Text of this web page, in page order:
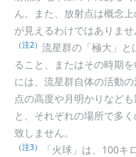
ん。また、放射点は概念
が見えるわけではありませ
（注2） 流星群の「極大」と
ること、またはその時期
には、流星群自体の活動
点の高度や月明かりなど
と、それぞれの場所で多
致しません。
（注3）
「火球」は、100